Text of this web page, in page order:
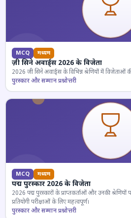
MCQ मध्यम
ज़ी सिने अवार्ड्स 2026 के विजेता
2026 जी सिने अवार्ड्स के विभिन्न श्रेणियों में विजेताओं
पुरस्कार और सम्मान प्रश्नोत्तरी
MCQ मध्यम
पद्म पुरस्कार 2026 के विजेता
2026 पद्म पुरस्कारों के प्राप्तकर्ताओं और उनकी श्रेणियों
प्रतियोगी परीक्षाओं के लिए महत्वपूर्ण।
पुरस्कार और सम्मान प्रश्नोत्तरी